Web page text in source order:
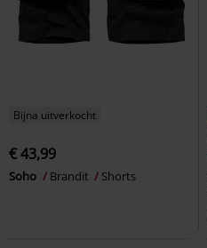
Bijna uitverkocht
€ 43,99
Soho Brandit Shorts